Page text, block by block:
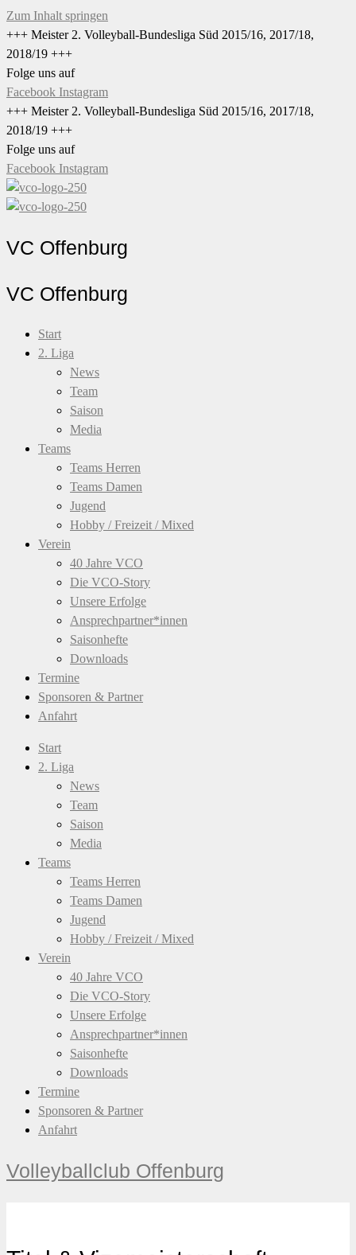
Zum Inhalt springen
+++ Meister 2. Volleyball-Bundesliga Süd 2015/16, 2017/18,
2018/19 +++
Folge uns auf
Facebook Instagram
+++ Meister 2. Volleyball-Bundesliga Süd 2015/16, 2017/18,
2018/19 +++
Folge uns auf
Facebook Instagram
VC Offenburg
VC Offenburg
Start
2. Liga
News
Team
Saison
Media
Teams
Teams Herren
Teams Damen
Jugend
Hobby / Freizeit / Mixed
Verein
40 Jahre VCO
Die VCO-Story
Unsere Erfolge
Ansprechpartner*innen
Saisonhefte
Downloads
Termine
Sponsoren & Partner
Anfahrt
Start
2. Liga
News
Team
Saison
Media
Teams
Teams Herren
Teams Damen
Jugend
Hobby / Freizeit / Mixed
Verein
40 Jahre VCO
Die VCO-Story
Unsere Erfolge
Ansprechpartner*innen
Saisonhefte
Downloads
Termine
Sponsoren & Partner
Anfahrt
Volleyballclub Offenburg